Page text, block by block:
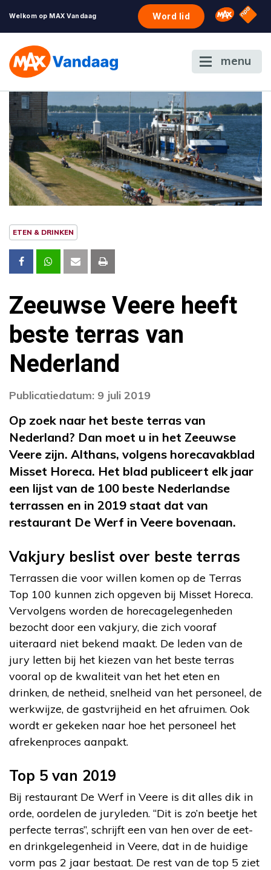
Welkom op MAX Vandaag Word lid Omroep
NPO
menu
ETEN & DRINKEN
Zeeuwse Veere heeft
beste terras van
Nederland
Publicatiedatum: 9 juli 2019
Op zoek naar het beste terras van
Nederland? Dan moet u in het Zeeuwse
Veere zijn. Althans, volgens horecavakblad
Misset Horeca. Het blad publiceert elk jaar
een lijst van de 100 beste Nederlandse
terrassen en in 2019 staat dat van
restaurant De Werf in Veere bovenaan.
Vakjury beslist over beste terras
Terrassen die voor willen komen op de Terras
Top 100 kunnen zich opgeven bij Misset Horeca.
Vervolgens worden de horecagelegenheden
bezocht door een vakjury, die zich vooraf
uiteraard niet bekend maakt. De leden van de
jury letten bij het kiezen van het beste terras
vooral op de kwaliteit van het het eten en
drinken, de netheid, snelheid van het personeel, de
werkwijze, de gastvrijheid en het afruimen. Ook
wordt er gekeken naar hoe het personeel het
afrekenproces aanpakt.
Top 5 van 2019
Bij restaurant De Werf in Veere is dit alles dik in
orde, oordelen de juryleden. “Dit is zo’n beetje het
perfecte terras”, schrijft een van hen over de eet-
en drinkgelegenheid in Veere, dat in de huidige
vorm pas 2 jaar bestaat. De rest van de top 5 ziet